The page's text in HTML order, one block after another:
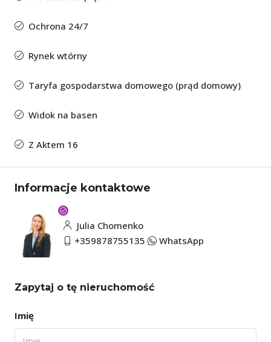
Ochrona 24/7
Rynek wtórny
Taryfa gospodarstwa domowego (prąd domowy)
Widok na basen
Z Aktem 16
Informacje kontaktowe
Julia Chomenko
+359878755135
WhatsApp
Zapytaj o tę nieruchomość
Imię